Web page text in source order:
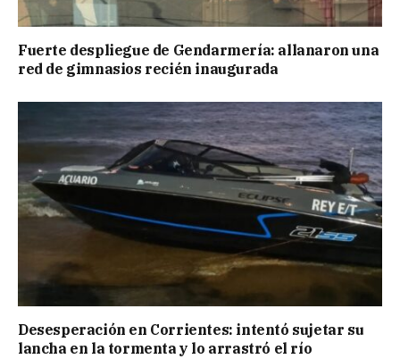
Fuerte despliegue de Gendarmería: allanaron una
red de gimnasios recién inaugurada
Desesperación en Corrientes: intentó sujetar su
lancha en la tormenta y lo arrastró el río